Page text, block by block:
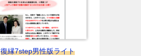
復縁7step男性版ライト